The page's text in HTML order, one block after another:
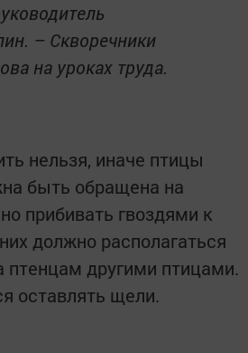
– Скворечники
на уроках труда.
нельзя, иначе птицы
быть обращена на
прибивать гвоздями к
должно располагаться
другими птицами.
оставлять щели.